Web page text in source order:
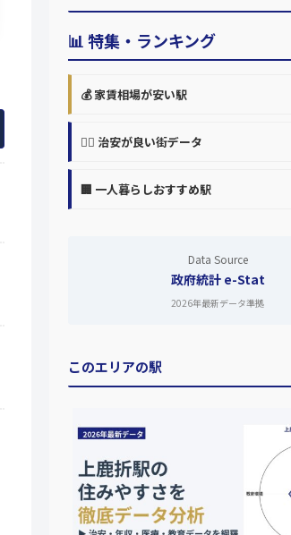
📊 特集・ランキング
💰 家賃相場が安い駅
👮‍♀️ 治安が良い街データ
🏢 一人暮らしおすすめ駅
Data Source
政府統計 e-Stat
2026年最新データ準拠
このエリアの駅